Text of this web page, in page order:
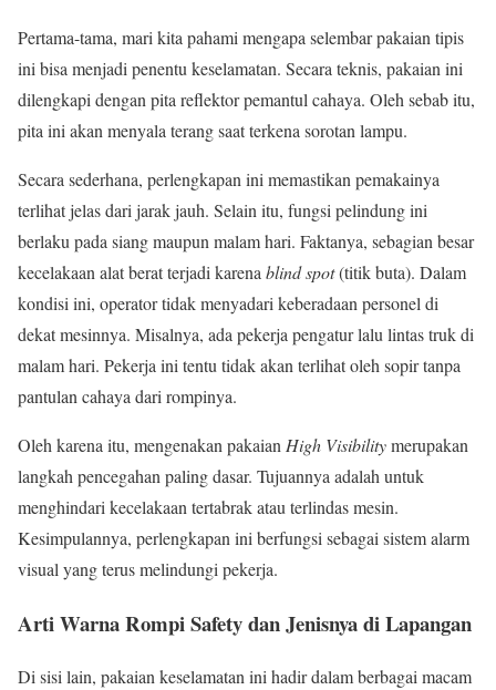
Pertama-tama, mari kita pahami mengapa selembar pakaian tipis
ini bisa menjadi penentu keselamatan. Secara teknis, pakaian ini
dilengkapi dengan pita reflektor pemantul cahaya. Oleh sebab itu,
pita ini akan menyala terang saat terkena sorotan lampu.
Secara sederhana, perlengkapan ini memastikan pemakainya
terlihat jelas dari jarak jauh. Selain itu, fungsi pelindung ini
berlaku pada siang maupun malam hari. Faktanya, sebagian besar
kecelakaan alat berat terjadi karena blind spot(titik buta). Dalam
kondisi ini, operator tidak menyadari keberadaan personel di
dekat mesinnya. Misalnya, ada pekerja pengatur lalu lintas truk di
malam hari. Pekerja ini tentu tidak akan terlihat oleh sopir tanpa
pantulan cahaya dari rompinya.
Oleh karena itu, mengenakan pakaian High Visibilitymerupakan
langkah pencegahan paling dasar. Tujuannya adalah untuk
menghindari kecelakaan tertabrak atau terlindas mesin.
Kesimpulannya, perlengkapan ini berfungsi sebagai sistem alarm
visual yang terus melindungi pekerja.
Arti Warna Rompi Safety dan Jenisnya di Lapangan
Di sisi lain, pakaian keselamatan ini hadir dalam berbagai macam